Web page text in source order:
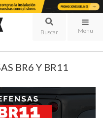
Menu
BR6 Y BR11